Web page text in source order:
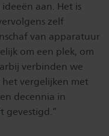
aan. Het is
zelf
van apparatuur
om een plek, om
verbinden we
vergelijken met
decennia in
gevestigd.”